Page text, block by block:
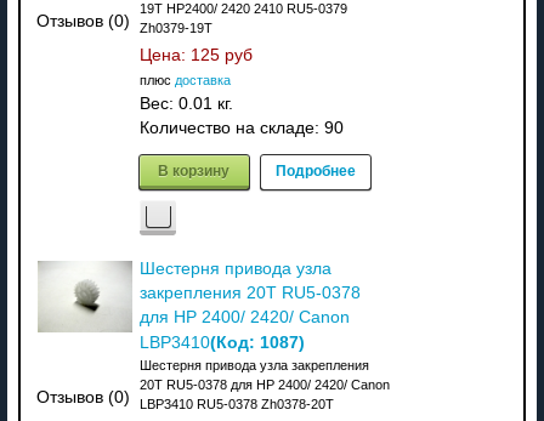
Отзывов (0)
19T HP2400/ 2420 2410 RU5-0379
Zh0379-19T
Цена: 125 руб
плюс доставка
Вес: 0.01 кг.
Количество на складе: 90
В корзину Подробнее
Отзывов (0)
Шестерня привода узла
закрепления 20T RU5-0378
для HP 2400/ 2420/ Canon
LBP3410(Код: 1087)
Шестерня привода узла закрепления
20T RU5-0378 для HP 2400/ 2420/ Canon
LBP3410 RU5-0378 Zh0378-20T